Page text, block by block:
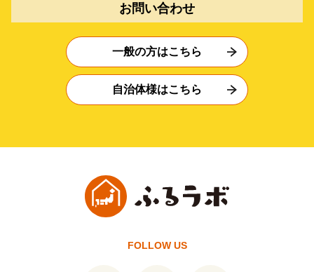
お問い合わせ
一般の方はこちら
自治体様はこちら
FOLLOW US